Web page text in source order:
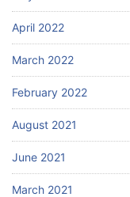
April 2022
March 2022
February 2022
August 2021
June 2021
March 2021